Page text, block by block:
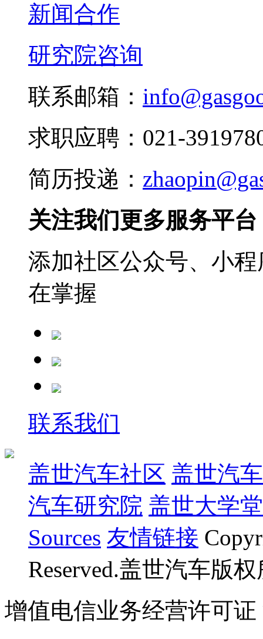
新闻合作
研究院咨询
联系邮箱：
求职应聘：021-
简历投递：
关注我们更多服务平台
添加社区公众号、小
在掌握
联系我们
盖世汽车社区 盖世汽
汽车研究院 盖世大学堂
Sources 友情链接
Reserved.盖世汽车版
增值电信业务经营许可证